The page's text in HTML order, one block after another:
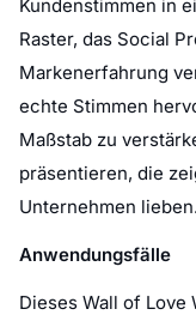
Kundenstimmen in
Raster, das Social
Markenerfahrung
echte Stimmen
Maßstab zu
präsentieren, die
Unternehmen lieben.
Anwendungsfälle
Dieses Wall of